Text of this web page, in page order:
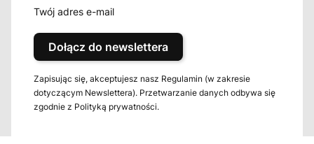
Twój adres e-mail
Dołącz do newslettera
Zapisując się, akceptujesz nasz Regulamin (w zakresie
dotyczącym Newslettera). Przetwarzanie danych odbywa się
zgodnie z Polityką prywatności.